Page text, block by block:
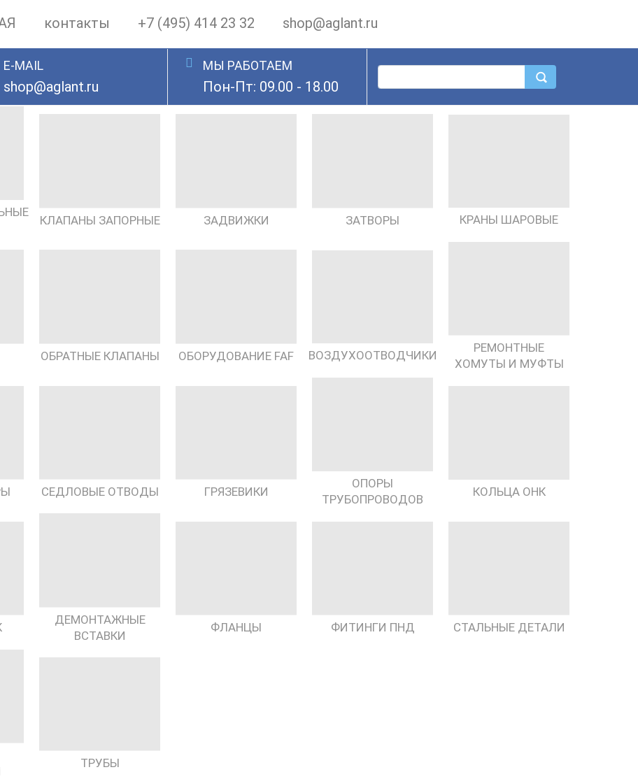
контакты +7 (495) 414 23 32 shop@aglant.ru
E-MAIL
shop@aglant.ru
МЫ РАБОТАЕМ
Пон-Пт: 09.00 - 18.00
КЛАПАНЫ ЗАПОРНЫЕ ЗАДВИЖКИ ЗАТВОРЫ КРАНЫ ШАРОВЫЕ
ОБРАТНЫЕ КЛАПАНЫ ОБОРУДОВАНИЕ FAF ВОЗДУХООТВОДЧИКИ
РЕМОНТНЫЕ
ХОМУТЫ И МУФТЫ
СЕДЛОВЫЕ ОТВОДЫ ГРЯЗЕВИКИ
ОПОРЫ
ТРУБОПРОВОДОВ
КОЛЬЦА ОНК
ДЕМОНТАЖНЫЕ
ВСТАВКИ
ФЛАНЦЫ ФИТИНГИ ПНД СТАЛЬНЫЕ ДЕТАЛИ
ТРУБЫ